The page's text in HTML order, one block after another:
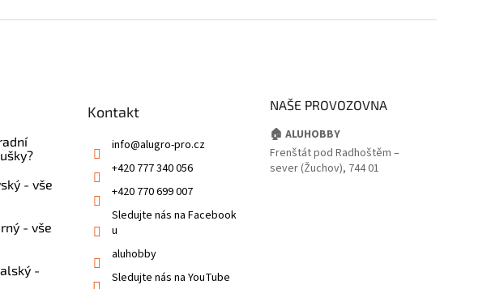
- vše
- vše
-
Kontakt
info@alugro-pro.cz
+420 777 340 056
+420 770 699 007
Sledujte nás na Facebook
u
aluhobby
Sledujte nás na YouTube
NAŠE PROVOZOVNA
🏠 ALUHOBBY
Frenštát pod Radhoštěm –
sever (Žuchov), 744 01